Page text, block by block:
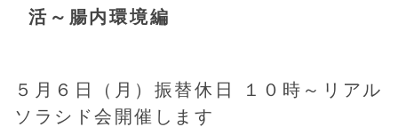
活～腸内環境編
５月６日（月）振替休日 １０時～リアル
ソラシド会開催します